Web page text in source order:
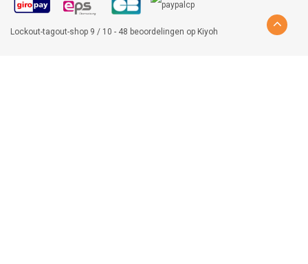
Lockout-tagout-shop 9 / 10 - 48 beoordelingen op Kiyoh